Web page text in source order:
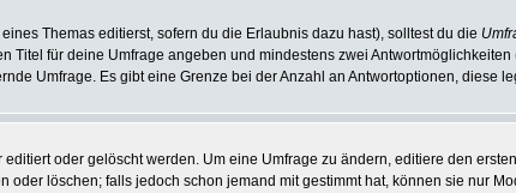
Themas editierst, sofern du die Erlaubnis dazu hast), solltest du die
für deine Umfrage angeben und mindestens zwei
Umfrage. Es gibt eine Grenze bei der Anzahl an Antwortoptionen, diese
oder gelöscht werden. Um eine Umfrage zu ändern, editiere den
löschen; falls jedoch schon jemand mit gestimmt hat, können sie nur